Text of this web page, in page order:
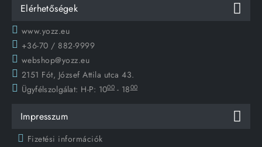
Elérhetőségek
www.yozz.eu
+36-70 / 882-9999
webshop@yozz.eu
2151 Fót, József Attila utca 43.
Ügyfélszolgálat: H-P: 1000 - 1800
Impresszum
Fizetési információk